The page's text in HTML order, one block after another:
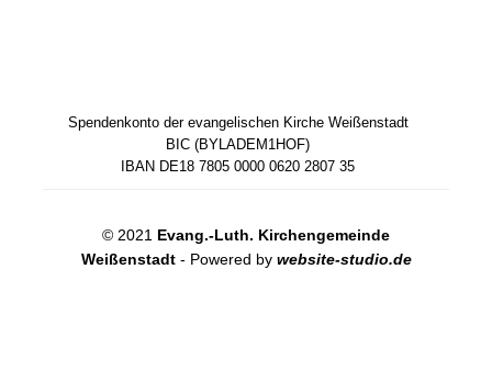
Spendenkonto der evangelischen Kirche Weißenstadt
BIC (BYLADEM1HOF)
IBAN DE18 7805 0000 0620 2807 35
© 2021 Evang.-Luth. Kirchengemeinde
Weißenstadt- Powered by website-studio.de